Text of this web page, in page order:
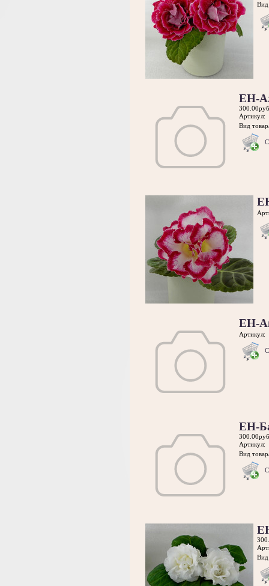
Вид
ЕН-
Артикул:
Вид
ЕН-
Артикул:
ЕН-
Артикул:
Вид
Вид